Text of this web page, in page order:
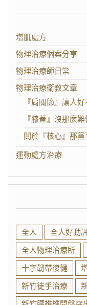
增肌處方
物理治療個案分享
物理治療師日常
物理治療衛教文章
『肩關節』讓人
『膝蓋』沒那麼難
關於『核心』那黨
運動處方治療
全人 全人好動
全人物理治療所
十字韌帶復健
新竹徒手治療